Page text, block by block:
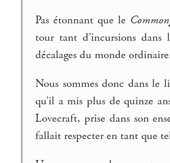
Pas étonnant que le
tour tant d’incursions
décalages du monde
Nous sommes donc dans le
qu’il a mis plus de quinze
Lovecraft, prise dans son
fallait respecter en tant que